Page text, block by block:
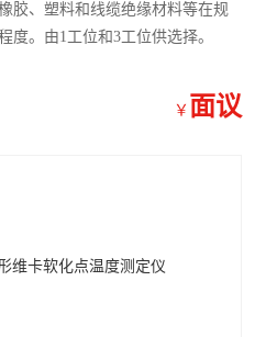
胶、塑料和线缆绝缘材料等在规
度。由1工位和3工位供选择。
￥ 面议